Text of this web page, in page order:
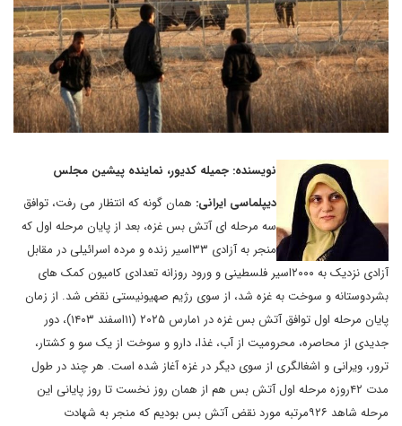
نویسنده: جمیله کدیور، نماینده پیشین مجلس
دیپلماسی ایرانی: همان گونه که انتظار می رفت، توافق
سه مرحله ای آتش بس غزه، بعد از پایان مرحله اول که
منجر به آزادی ۳۳اسیر زنده و مرده اسرائیلی در مقابل
آزادی نزدیک به ۲۰۰۰اسیر فلسطینی و ورود روزانه تعدادی کامیون کمک های
بشردوستانه و سوخت به غزه شد، از سوی رژیم صهیونیستی نقض شد. از زمان
پایان مرحله اول توافق آتش بس غزه در ۱مارس ۲۰۲۵ (۱۱اسفند ۱۴۰۳)، دور
جدیدی از محاصره، محرومیت از آب، غذا، دارو و سوخت از یک سو و کشتار،
ترور، ویرانی و اشغالگری از سوی دیگر در غزه آغاز شده است. هر چند در طول
مدت ۴۲روزه مرحله اول آتش بس هم از همان روز نخست تا روز پایانی این
مرحله شاهد ۹۲۶مرتبه مورد نقض آتش بس بودیم که منجر به شهادت